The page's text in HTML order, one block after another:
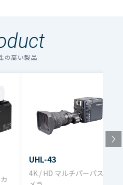
ブル:5m / 15m / 30m / 50m
000 lx 反射率89.9%
体照度:0.08 lx、 IRIS ; F1.4、
インアップ時
800TV本、27.5MHz）
の高い製品
UHL-43
4K / HD マルチパーパスカ